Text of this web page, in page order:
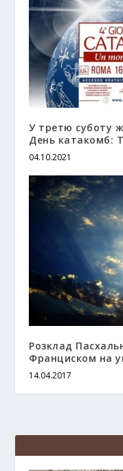
У третю суботу
День катакомб:
04.10.2021
Розклад
Франциском на
14.04.2017